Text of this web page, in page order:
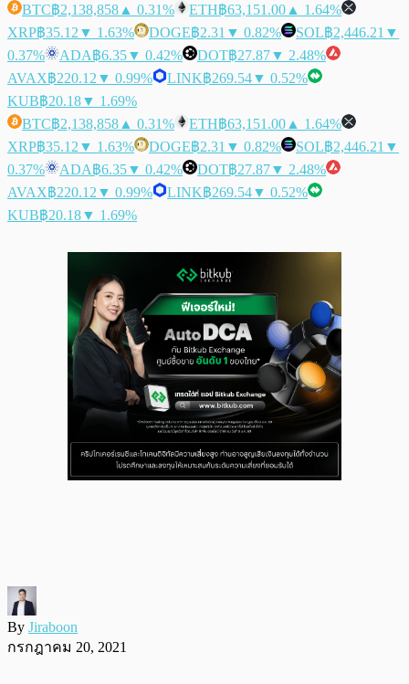
BTC฿2,138,858 ▲ 0.31% ETH฿63,151.00 ▲ 1.64%
XRP฿35.12 ▼ 1.63% DOGE฿2.31 ▼ 0.82% SOL฿2,446.21 ▼
0.37%
ADA฿6.35▼ 0.42% DOT฿27.87▼ 2.48%
AVAX฿220.12 ▼ 0.99% LINK฿269.54▼ 0.52%
KUB฿20.18▼ 1.69%
BTC฿2,138,858 ▲ 0.31% ETH฿63,151.00 ▲ 1.64%
XRP฿35.12 ▼ 1.63% DOGE฿2.31 ▼ 0.82% SOL฿2,446.21 ▼
0.37%
ADA฿6.35▼ 0.42% DOT฿27.87▼ 2.48%
AVAX฿220.12 ▼ 0.99% LINK฿269.54▼ 0.52%
KUB฿20.18▼ 1.69%
By Jiraboon
กรกฎาคม 20, 2021